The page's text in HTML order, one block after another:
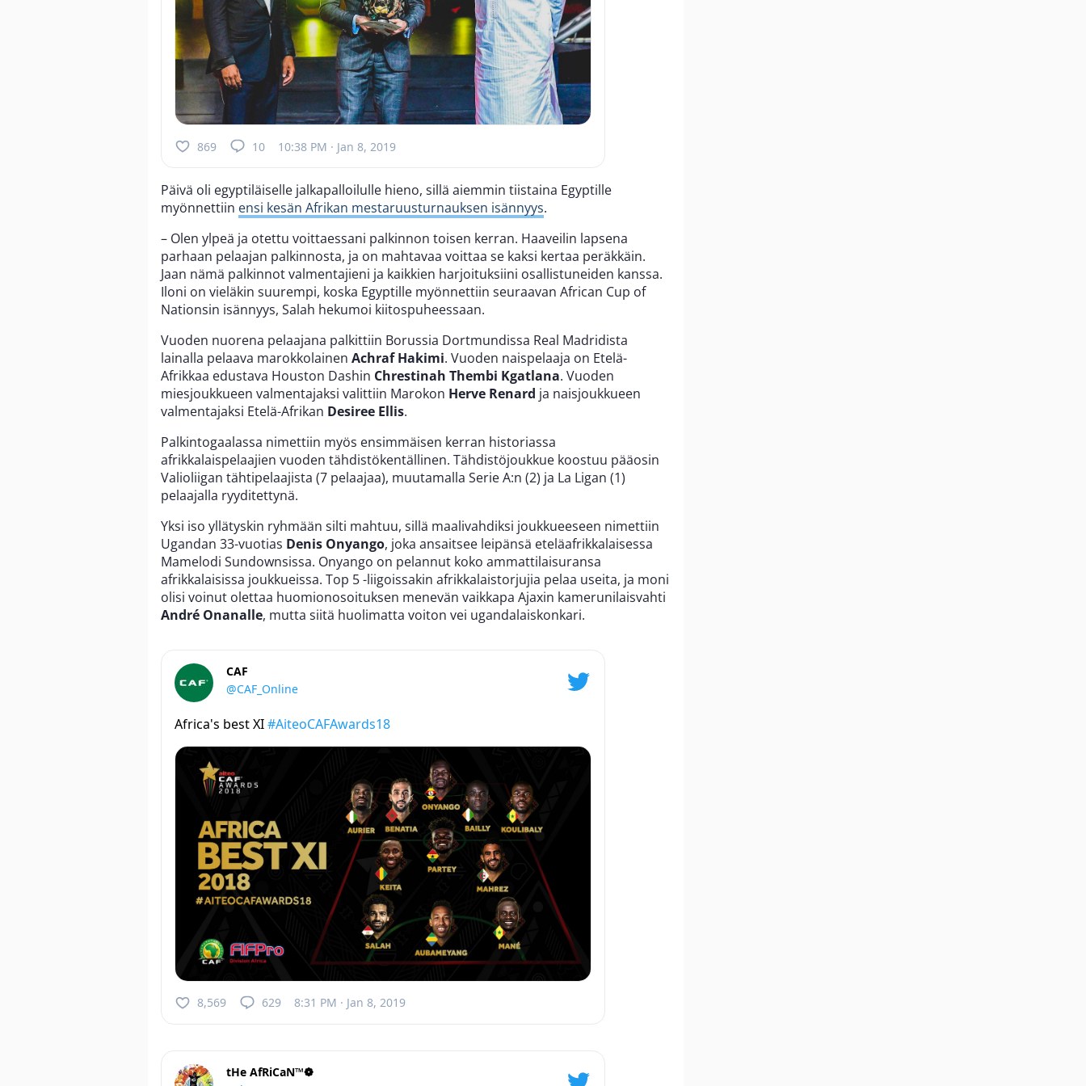
869 10 10:38 PM · Jan 8, 2019
Päivä oli egyptiläiselle jalkapalloilulle hieno, sillä aiemmin tiistaina Egyptille
myönnettiin ensi kesän Afrikan mestaruusturnauksen isännyys.
– Olen ylpeä ja otettu voittaessani palkinnon toisen kerran. Haaveilin lapsena
parhaan pelaajan palkinnosta, ja on mahtavaa voittaa se kaksi kertaa peräkkäin.
Jaan nämä palkinnot valmentajieni ja kaikkien harjoituksiini osallistuneiden kanssa.
Iloni on vieläkin suurempi, koska Egyptille myönnettiin seuraavan African Cup of
Nationsin isännyys, Salah hekumoi kiitospuheessaan.
Vuoden nuorena pelaajana palkittiin Borussia Dortmundissa Real Madridista
lainalla pelaava marokkolainen Achraf Hakimi. Vuoden naispelaaja on Etelä-
Afrikkaa edustava Houston Dashin Chrestinah Thembi Kgatlana. Vuoden
miesjoukkueen valmentajaksi valittiin Marokon Herve Renard ja naisjoukkueen
valmentajaksi Etelä-Afrikan Desiree Ellis.
Palkintogaalassa nimettiin myös ensimmäisen kerran historiassa
afrikkalaispelaajien vuoden tähdistökentällinen. Tähdistöjoukkue koostuu pääosin
Valioliigan tähtipelaajista (7 pelaajaa), muutamalla Serie A:n (2) ja La Ligan (1)
pelaajalla ryyditettynä.
Yksi iso yllätyskin ryhmään silti mahtuu, sillä maalivahdiksi joukkueeseen nimettiin
Ugandan 33-vuotias Denis Onyango, joka ansaitsee leipänsä eteläafrikkalaisessa
Mamelodi Sundownsissa. Onyango on pelannut koko ammattilaisuransa
afrikkalaisissa joukkueissa. Top 5 -liigoissakin afrikkalaistorjujia pelaa useita, ja moni
olisi voinut olettaa huomionosoituksen menevän vaikkapa Ajaxin kamerunilaisvahti
André Onanalle, mutta siitä huolimatta voiton vei ugandalaiskonkari.
CAF
@CAF_Online
Africa's best XI#AiteoCAFAwards18
8,569 629 8:31 PM · Jan 8, 2019
tHe AfRiCaN™❁